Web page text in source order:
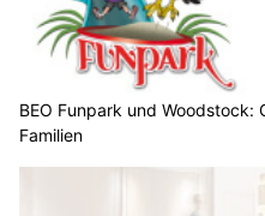
BEO Funpark und Woodstock:
Familien